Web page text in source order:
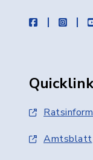
facebook
Amtsblatt